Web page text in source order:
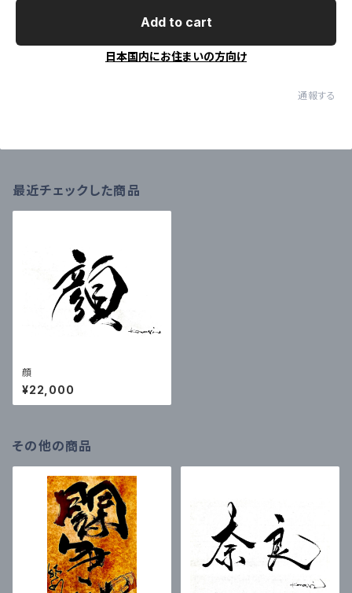
Add to cart
日本国内にお住まいの方向け
通報する
最近チェックした商品
顔
¥22,000
その他の商品